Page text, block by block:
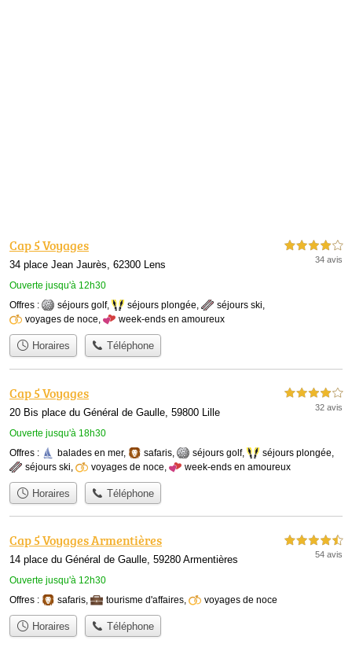
Cap 5 Voyages
34 place Jean Jaurès, 62300 Lens
Ouverte jusqu'à 12h30
4,0 étoiles sur 5
34 avis
Offres : séjours golf, séjours plongée, séjours ski,
voyages de noce, week-ends en amoureux
Horaires Téléphone
Cap 5 Voyages
20 Bis place du Général de Gaulle, 59800 Lille
Ouverte jusqu'à 18h30
4,0 étoiles sur 5
32 avis
Offres : balades en mer, safaris séjours golf, séjours plongée
séjours ski
voyages de noce week-ends en amoureux
Horaires Téléphone
Cap 5 Voyages Armentières
14 place du Général de Gaulle, 59280 Armentières
Ouverte jusqu'à 12h30
4,5 étoiles sur 5
54 avis
Offres : safaris, tourisme d'affaires, voyages de noce
Horaires Téléphone